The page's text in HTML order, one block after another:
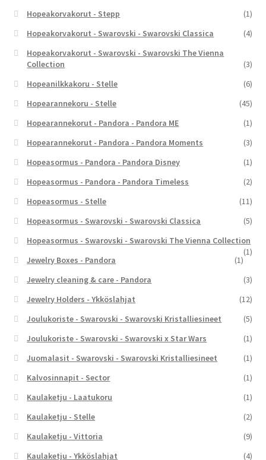
Hopeakorvakorut - Stepp
(1)
Hopeakorvakorut - Swarovski - Swarovski Classica
(4)
Hopeakorvakorut - Swarovski - Swarovski The Vienna
Collection
(3)
Hopeanilkkakoru - Stelle
(6)
Hopearannekoru - Stelle
(45)
Hopearannekorut - Pandora - Pandora ME
(1)
Hopearannekorut - Pandora - Pandora Moments
(3)
Hopeasormus - Pandora - Pandora Disney
(1)
Hopeasormus - Pandora - Pandora Timeless
(2)
Hopeasormus - Stelle
(11)
Hopeasormus - Swarovski - Swarovski Classica
(5)
Hopeasormus - Swarovski - Swarovski The Vienna Collection
(1)
Jewelry Boxes - Pandora
(1)
Jewelry cleaning & care - Pandora
(3)
Jewelry Holders - Ykköslahjat
(12)
Joulukoriste - Swarovski - Swarovski Kristalliesineet
(5)
Joulukoriste - Swarovski - Swarovski x Star Wars
(1)
Juomalasit - Swarovski - Swarovski Kristalliesineet
(1)
Kalvosinnapit - Sector
(1)
Kaulaketju - Laatukoru
(1)
Kaulaketju - Stelle
(2)
Kaulaketju - Vittoria
(9)
Kaulaketju - Ykköslahjat
(4)